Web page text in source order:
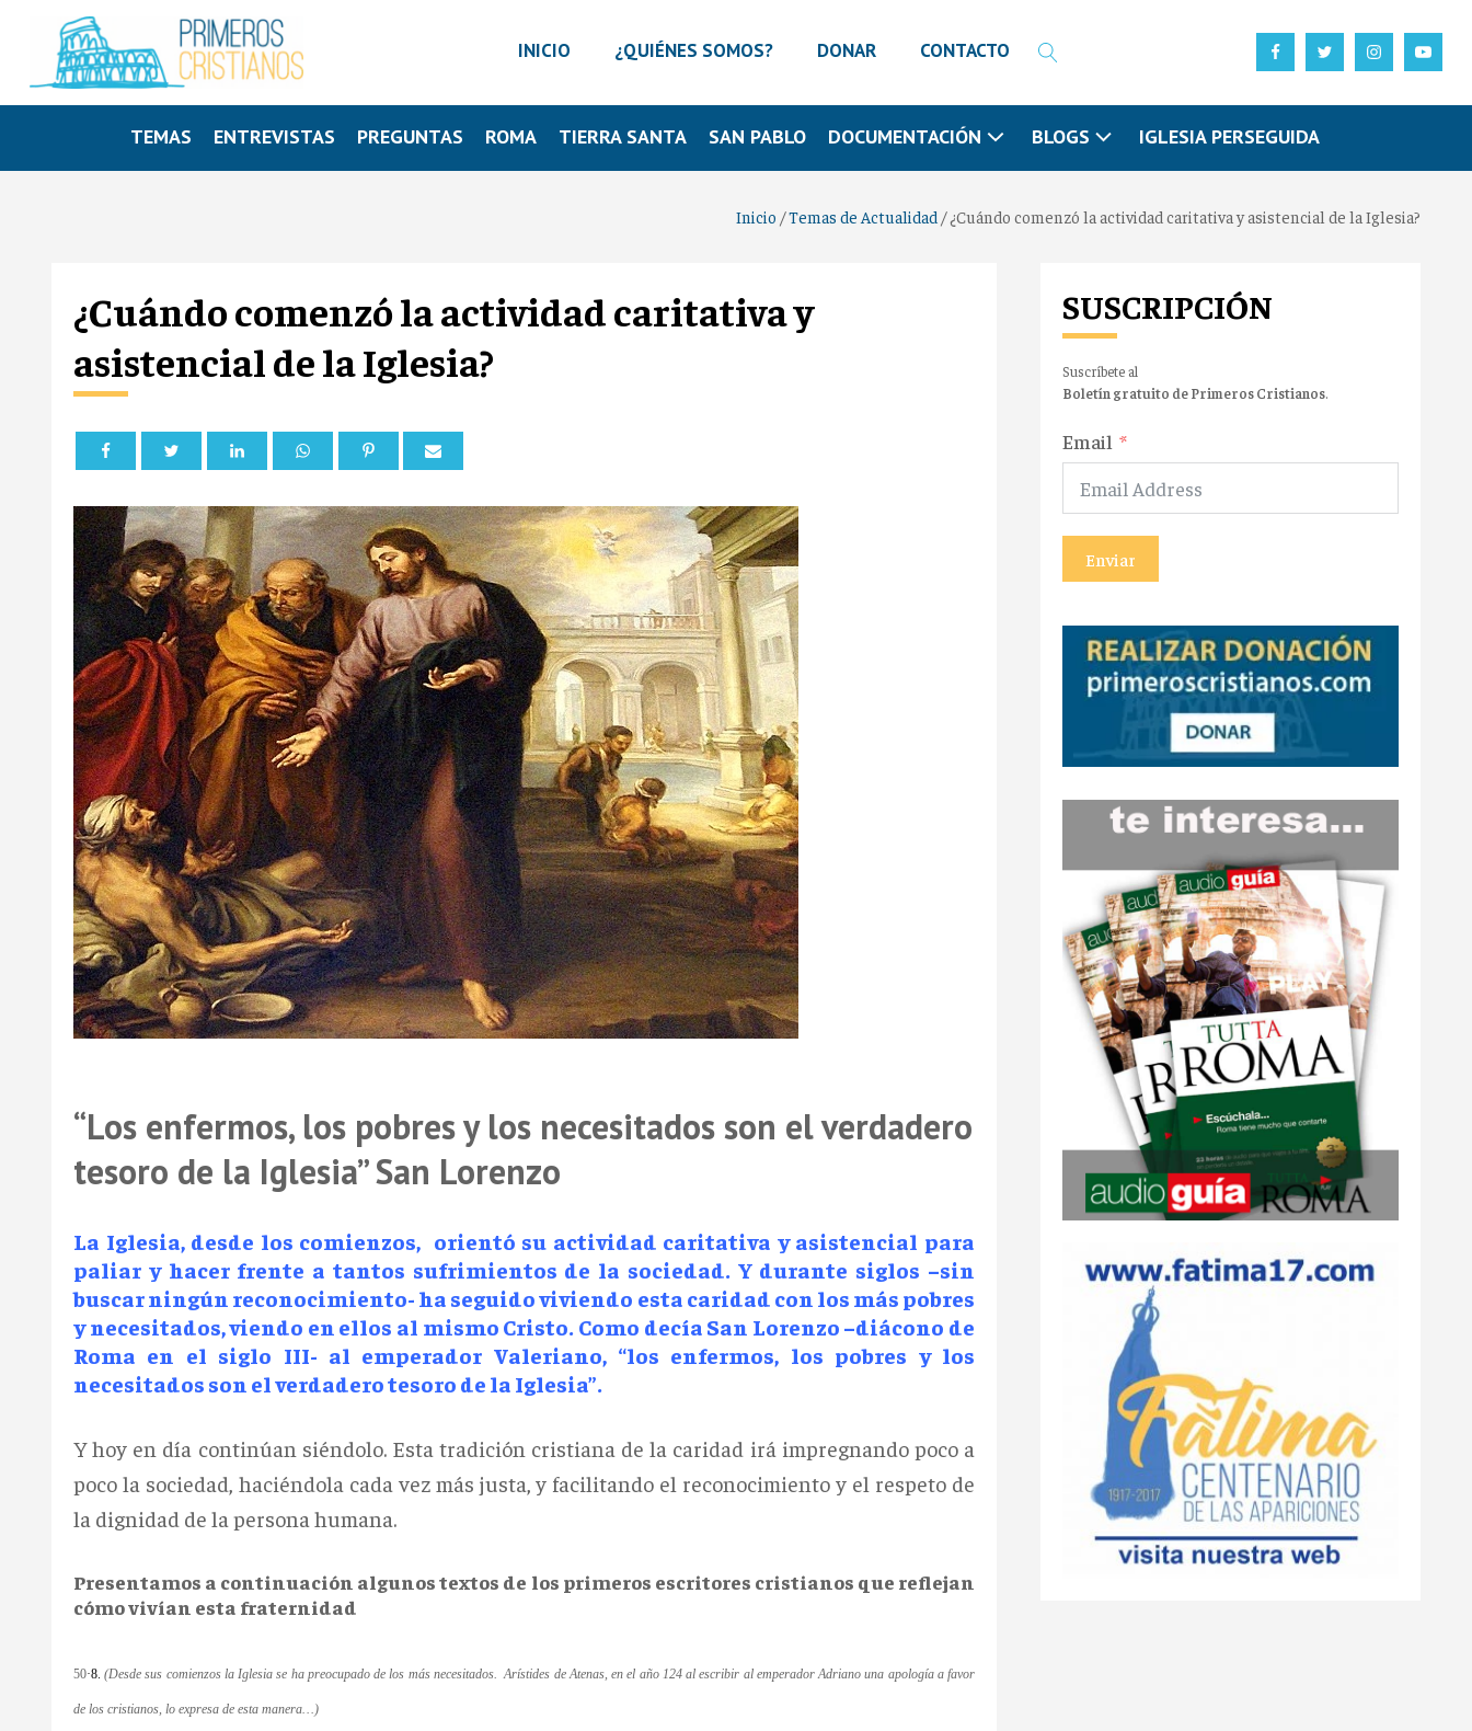
INICIO ¿QUIÉNES SOMOS? DONAR CONTACTO
TEMAS ENTREVISTAS PREGUNTAS ROMA TIERRA SANTA SAN PABLO DOCUMENTACIÓN BLOGS IGLESIA PERSEGUIDA
Inicio /Temas de Actualidad /¿Cuándo comenzó la actividad caritativa y asistencial de la Iglesia?
¿Cuándo comenzó la actividad caritativa y
asistencial de la Iglesia?
“Los enfermos, los pobres y los necesitados son el verdadero
tesoro de la Iglesia” San Lorenzo
La Iglesia, desde los comienzos, orientó su actividad caritativa y asistencial para
paliar y hacer frente a tantos sufrimientos de la sociedad. Y durante siglos –sin
buscar ningún reconocimiento- ha seguido viviendo esta caridad con los más pobres
y necesitados, viendo en ellos al mismo Cristo. Como decía San Lorenzo –diácono de
Roma en el siglo III- al emperador Valeriano, “los enfermos, los pobres y los
necesitados son el verdadero tesoro de la Iglesia”.
Y hoy en día continúan siéndolo. Esta tradición cristiana de la caridad irá impregnando poco a
poco la sociedad, haciéndola cada vez más justa, y facilitando el reconocimiento y el respeto de
la dignidad de la persona humana.
Presentamos a continuación algunos textos de los primeros escritores cristianos que reflejan
cómo vivían esta fraternidad
50·8.(Desde sus comienzos la Iglesia se ha preocupado de los más necesitados. Arístides de Atenas, en el año 124 al escribir al emperador Adriano una apología a favor
de los cristianos, lo expresa de esta manera…)
SUSCRIPCIÓN
Suscríbete al
Boletín gratuito de Primeros Cristianos.
Email
Enviar